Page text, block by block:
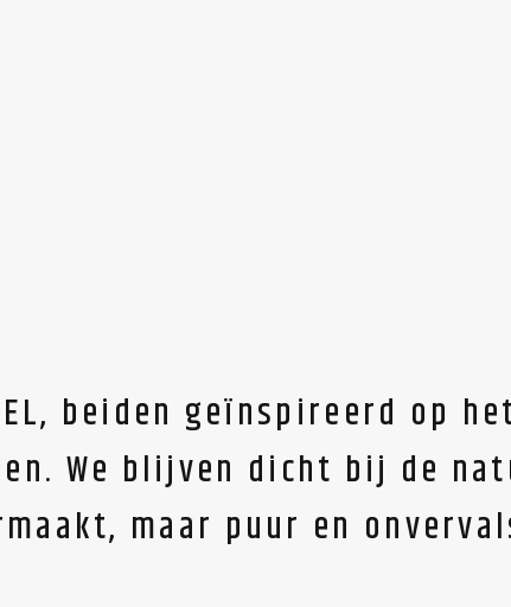
beiden geïnspireerd op
We blijven dicht bij de
maar puur en